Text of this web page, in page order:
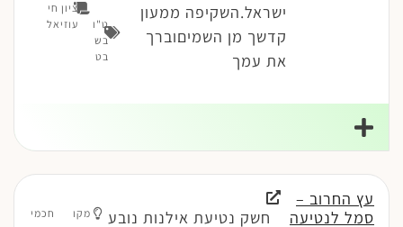
ישראל.השקיפה ממעון
קדשך מן השמיםוברך
את עמך
ט"ו
בש
בט
ציון חי
עוזיאל
עץ החרוב –
סמל לנטיעה
חשק נטיעת אילנות נובע
מקו
חכמי